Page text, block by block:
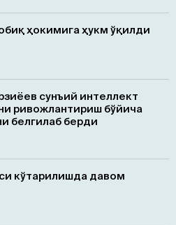
ҳокимига ҳукм ўқилди
сунъий интеллект
ривожлантириш бўйича
белгилаб берди
кўтарилишда давом